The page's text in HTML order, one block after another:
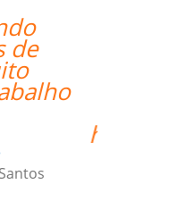
Ivo
very
class